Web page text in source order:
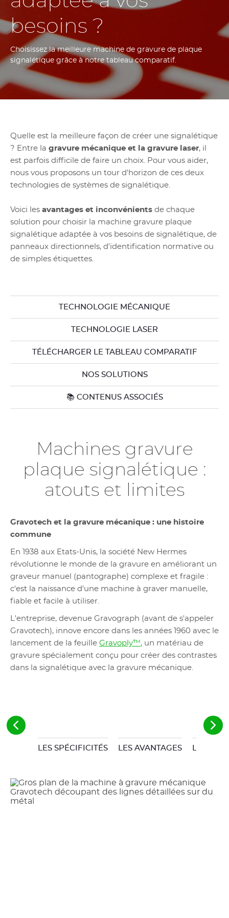
besoins ?
Choisissez la meilleure machine de gravure de plaque
signalétique grâce à notre tableau comparatif.
Quelle est la meilleure façon de créer une signalétique
? Entre la gravure mécanique et la gravure laser, il
est parfois difficile de faire un choix. Pour vous aider,
nous vous proposons un tour d'horizon de ces deux
technologies de systèmes de signalétique.
Voici les avantages et inconvénients de chaque
solution pour choisir la machine gravure plaque
signalétique adaptée à vos besoins de signalétique, de
panneaux directionnels, d'identification normative ou
de simples étiquettes.
TECHNOLOGIE MÉCANIQUE
TECHNOLOGIE LASER
TÉLÉCHARGER LE TABLEAU COMPARATIF
NOS SOLUTIONS
📚 CONTENUS ASSOCIÉS
Machines gravure
plaque signalétique :
atouts et limites
Gravotech et la gravure mécanique : une histoire
commune
En 1938 aux Etats-Unis, la société New Hermes
révolutionne le monde de la gravure en améliorant un
graveur manuel (pantographe) complexe et fragile :
c'est la naissance d'une machine à graver manuelle,
fiable et facile à utiliser.
L'entreprise, devenue Gravograph (avant de s'appeler
Gravotech), innove encore dans les années 1960 avec le
lancement de la feuille Gravoply™, un matériau de
gravure spécialement conçu pour créer des contrastes
dans la signalétique avec la gravure mécanique.
LES SPÉCIFICITÉS LES AVANTAGES LES